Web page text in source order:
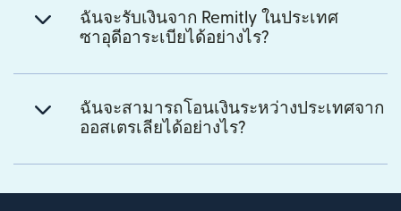
ฉันจะรับเงินจาก Remitly ในประเทศ
ซาอุดีอาระเบียได้อย่างไร?
ฉันจะสามารถโอนเงินระหว่างประเทศจาก
ออสเตรเลียได้อย่างไร?